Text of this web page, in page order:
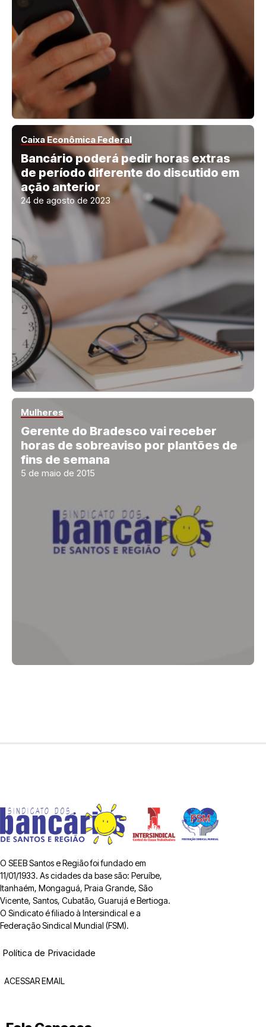
Caixa Econômica Federal
Bancário poderá pedir horas extras
de período diferente do discutido em
ação anterior
24 de agosto de 2023
Mulheres
Gerente do Bradesco vai receber
horas de sobreaviso por plantões de
fins de semana
5 de maio de 2015
O SEEB Santos e Região foi fundado em
11/01/1933. As cidades da base são: Peruíbe,
Itanhaém, Mongaguá, Praia Grande, São
Vicente, Santos, Cubatão, Guarujá e Bertioga.
O Sindicato é filiado à Intersindical e a
Federação Sindical Mundial (FSM).
Política de Privacidade
ACESSAR EMAIL